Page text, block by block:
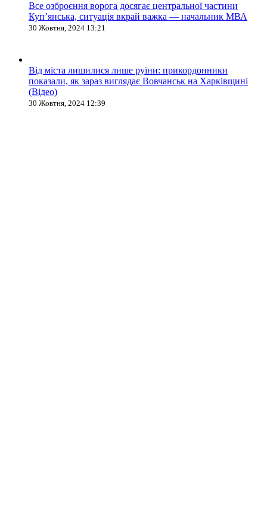
Все озброєння ворога досягає центральної частини
Куп’янська, ситуація вкрай важка — начальник МВА
30 Жовтня, 2024 13:21
Від міста лишилися лише руїни: прикордонники
показали, як зараз виглядає Вовчанськ на Харківщині
(Відео)
30 Жовтня, 2024 12:39